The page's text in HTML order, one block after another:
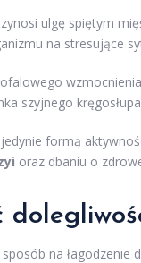
ulgę spiętym
na stresujące
szyjnego
formą
oraz dbaniu o
na łagodzenie